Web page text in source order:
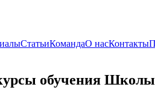
СтатьиКомандаО насКонтакты
обучения Школы